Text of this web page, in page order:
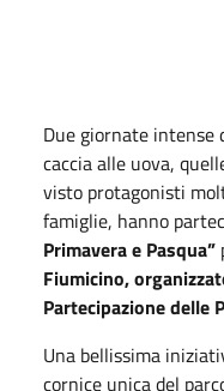
Due giornate
caccia alle uova,
visto protagonisti
famiglie, hanno
Primavera e Pasqua”
Fiumicino,
Partecipazione delle
Una bellissima
cornice unica del